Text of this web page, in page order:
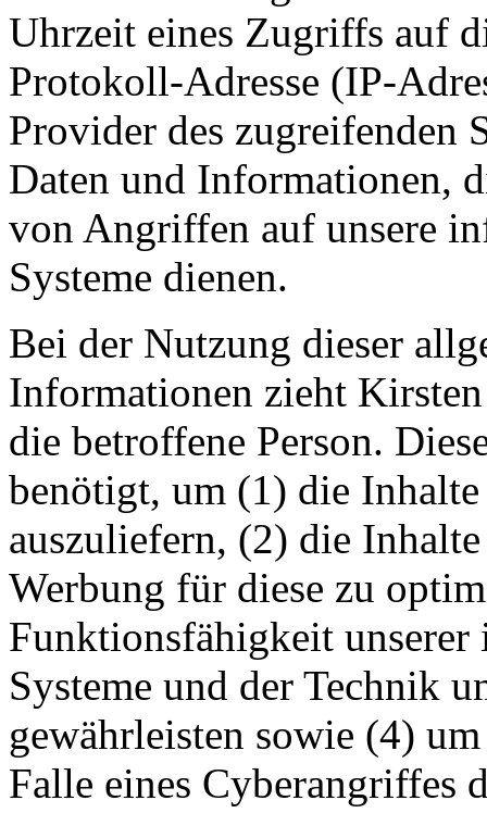
Uhrzeit eines Zugriffs auf
Protokoll-Adresse (IP-
Provider des zugreifenden
Daten und Informationen,
von Angriffen auf unsere
Systeme dienen.
Bei der Nutzung dieser
Informationen zieht
die betroffene Person.
benötigt, um (1) die
auszuliefern, (2) die
Werbung für diese zu
Funktionsfähigkeit
Systeme und der Technik
gewährleisten sowie (4)
Falle eines Cyberangriffes